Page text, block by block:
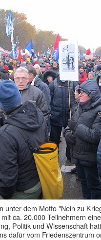
unter dem Motto "Nein zu
ca. 20.000 Teilnehmern
Politik und Wissenschaft
dafür vom Friedenszentrum